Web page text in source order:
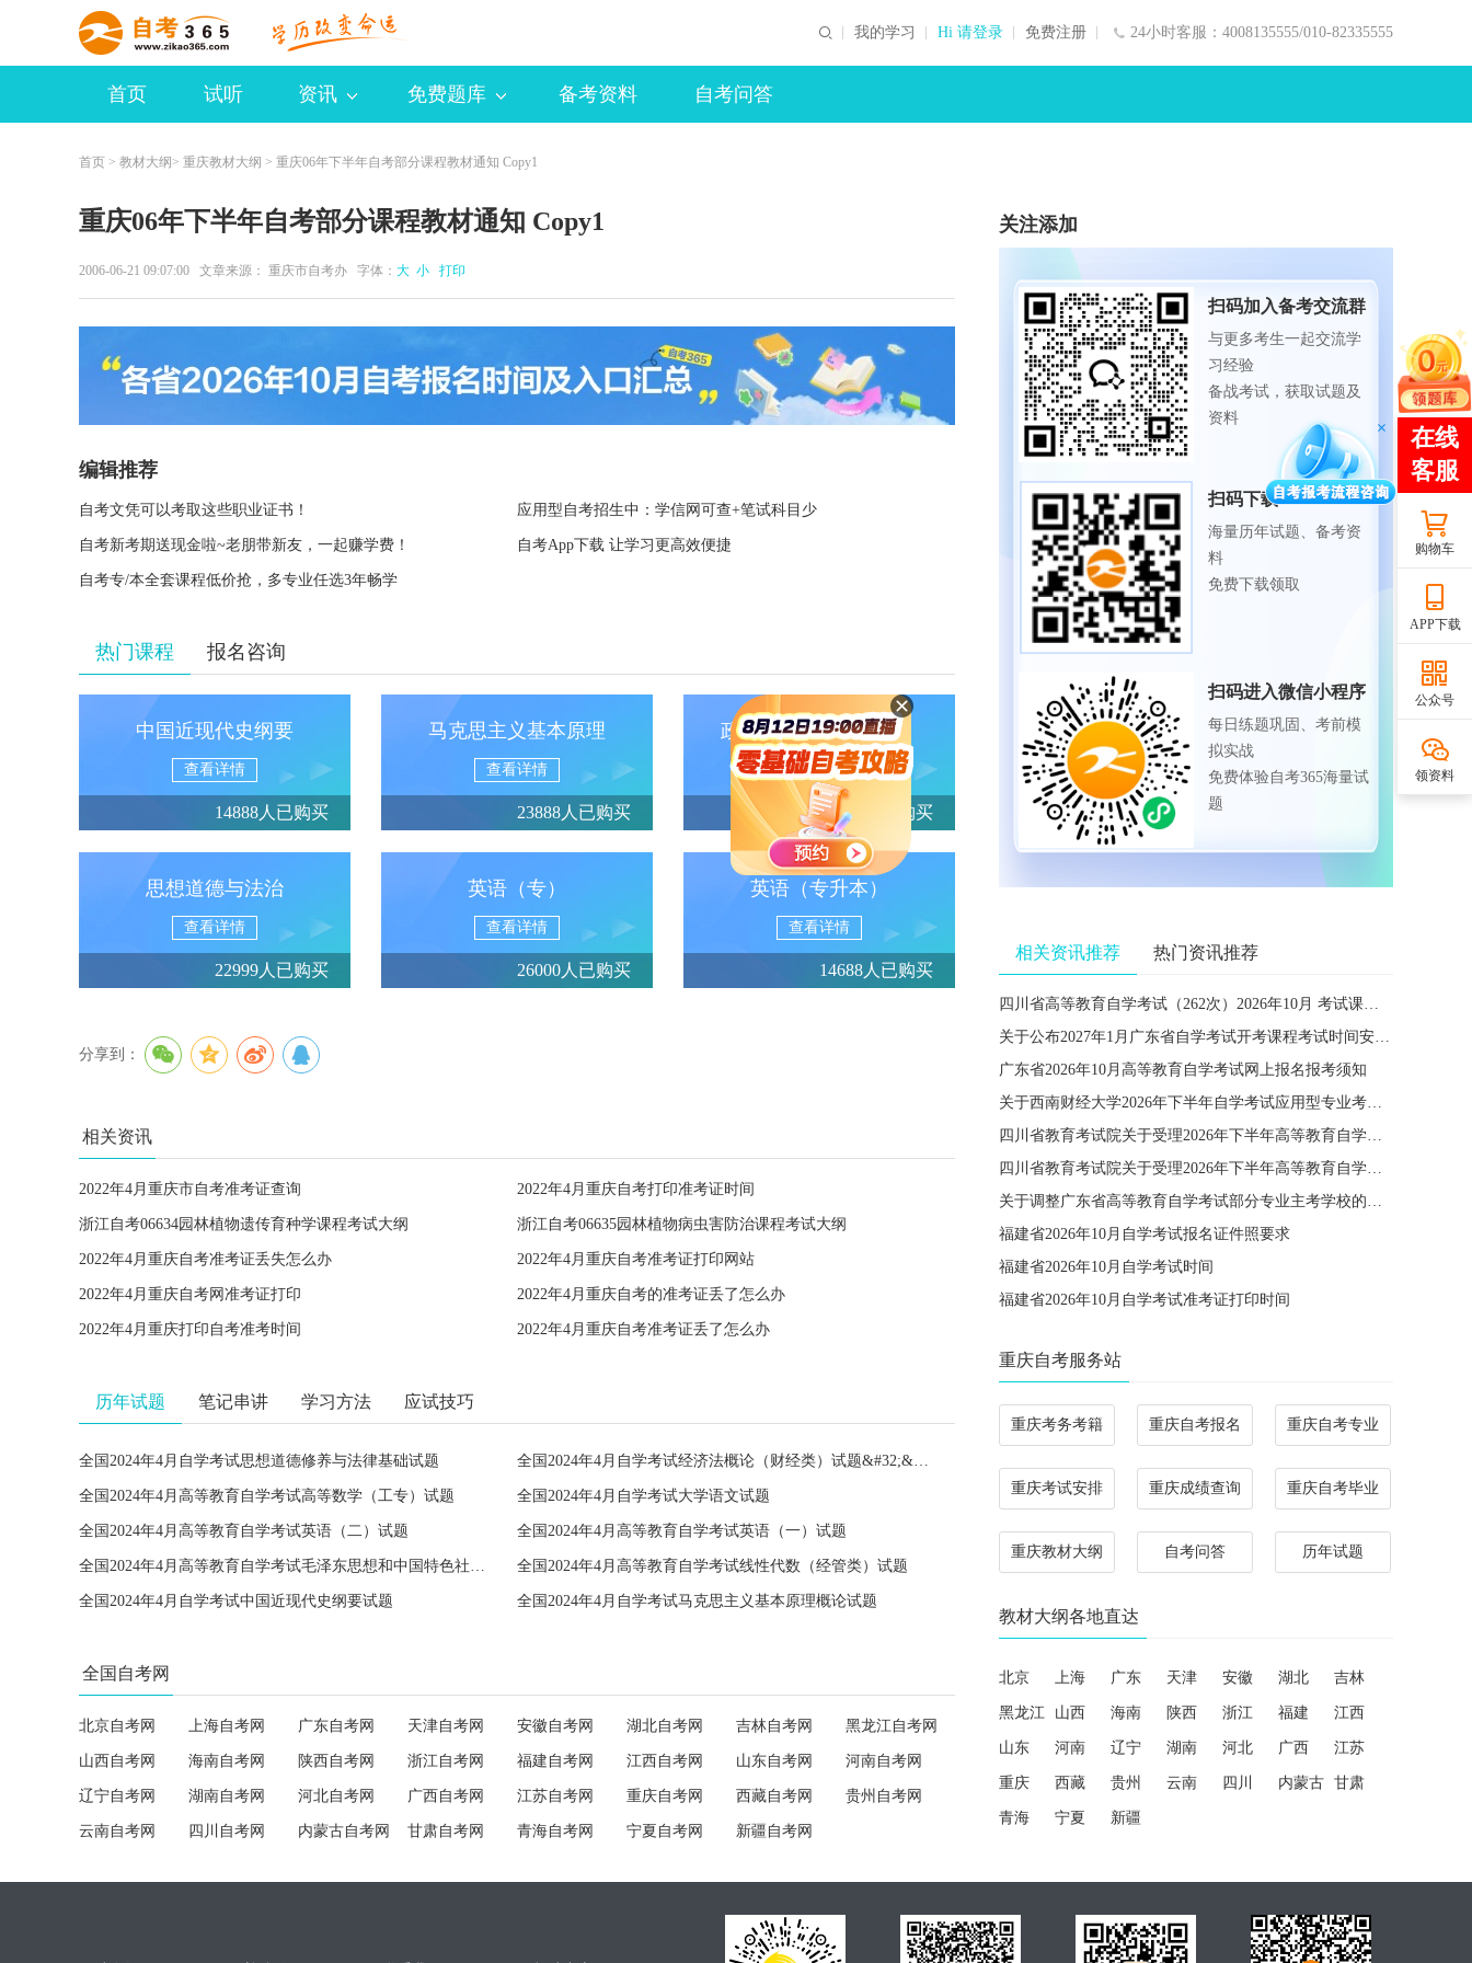
24小时客服：4008135555/010-82335555
我的学习 Hi 请登录 免费注册
首页 试听 资讯 免费题库 备考资料 自考问答
首页 > 教材大纲 > 重庆教材大纲 > 重庆06年下半年自考部分课程教材通知 Copy1
重庆06年下半年自考部分课程教材通知 Copy1
2006-06-21 09:07:00 文章来源： 重庆市自考办 字体： 大 小 打印
编辑推荐
自考文凭可以考取这些职业证书！ 应用型自考招生中：学信网可查+笔试科目少
自考新考期送现金啦~老朋带新友，一起赚学费！ 自考App下载 让学习更高效便捷
自考专/本全套课程低价抢，多专业任选3年畅学
热门课程 报名咨询
中国近现代史纲要
查看详情
14888人已购买
马克思主义基本原理
查看详情
23888人已购买
政治经济学（财经类）
查看详情
13950人已购买
思想道德与法治
查看详情
22999人已购买
英语（专）
查看详情
26000人已购买
英语（专升本）
查看详情
14688人已购买
分享到：
相关资讯
2022年4月重庆市自考准考证查询 2022年4月重庆自考打印准考证时间
浙江自考06634园林植物遗传育种学课程考试大纲 浙江自考06635园林植物病虫害防治课程考试大纲
2022年4月重庆自考准考证丢失怎么办 2022年4月重庆自考准考证打印网站
2022年4月重庆自考网准考证打印 2022年4月重庆自考的准考证丢了怎么办
2022年4月重庆打印自考准考时间 2022年4月重庆自考准考证丢了怎么办
历年试题 笔记串讲 学习方法 应试技巧
全国2024年4月自学考试思想道德修养与法律基础试题 全国2024年4月自学考试经济法概论（财经类）试题&#32;&#32;
全国2024年4月高等教育自学考试高等数学（工专）试题 全国2024年4月自学考试大学语文试题
全国2024年4月高等教育自学考试英语（二）试题 全国2024年4月高等教育自学考试英语（一）试题
全国2024年4月高等教育自学考试毛泽东思想和中国特色社会主义理论体系概论试题 全国2024年4月高等教育自学考试线性代数（经管类）试题
全国2024年4月自学考试中国近现代史纲要试题 全国2024年4月自学考试马克思主义基本原理概论试题
全国自考网
北京自考网 上海自考网 广东自考网 天津自考网 安徽自考网 湖北自考网 吉林自考网 黑龙江自考网
山西自考网 海南自考网 陕西自考网 浙江自考网 福建自考网 江西自考网 山东自考网 河南自考网
辽宁自考网 湖南自考网 河北自考网 广西自考网 江苏自考网 重庆自考网 西藏自考网 贵州自考网
云南自考网 四川自考网 内蒙古自考网 甘肃自考网 青海自考网 宁夏自考网 新疆自考网
关注添加
扫码加入备考交流群
与更多考生一起交流学
习经验
备战考试，获取试题及
资料
扫码下载APP
海量历年试题、备考资
料
免费下载领取
扫码进入微信小程序
每日练题巩固、考前模
拟实战
免费体验自考365海量试
题
相关资讯推荐 热门资讯推荐
四川省高等教育自学考试（262次）2026年10月 考试课程简表
关于公布2027年1月广东省自学考试开考课程考试时间安排和使用教材的通知
广东省2026年10月高等教育自学考试网上报名报考须知
关于西南财经大学2026年下半年自学考试应用型专业考籍更改办理的通知
四川省教育考试院关于受理2026年下半年高等教育自学考试省际转考申请的通告
四川省教育考试院关于受理2026年下半年高等教育自学考试考籍更改申请的通告
关于调整广东省高等教育自学考试部分专业主考学校的通知
福建省2026年10月自学考试报名证件照要求
福建省2026年10月自学考试时间
福建省2026年10月自学考试准考证打印时间
重庆自考服务站
重庆考务考籍 重庆自考报名 重庆自考专业
重庆考试安排 重庆成绩查询 重庆自考毕业
重庆教材大纲 自考问答 历年试题
教材大纲各地直达
北京 上海 广东 天津 安徽 湖北 吉林
黑龙江 山西 海南 陕西 浙江 福建 江西
山东 河南 辽宁 湖南 河北 广西 江苏
重庆 西藏 贵州 云南 四川 内蒙古 甘肃
青海 宁夏 新疆
购物车
APP下载
公众号
领资料